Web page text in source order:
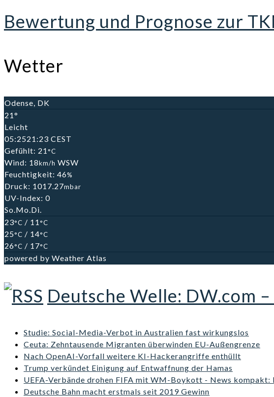
Bewertung und Prognose zur
Wetter
Odense, DK
21°
Leicht
05:2521:23 CEST
Gefühlt: 21 °C
Wind: 18km/h WSW
Feuchtigkeit: 46%
Druck: 1017.27mbar
UV-Index: 0
So.Mo.Di.
23°C / 11 °C
25°C / 14°C
26°C / 17°C
powered by Weather Atlas
Deutsche Welle: DW.com
Studie: Social-Media-Verbot in Australien fast wirkungslos
Ceuta: Zehntausende Migranten überwinden EU-Außengrenze
Nach OpenAI-Vorfall weitere KI-Hackerangriffe enthüllt
Trump verkündet Einigung auf Entwaffnung der Hamas
UEFA-Verbände drohen FIFA mit WM-Boykott - News
Deutsche Bahn macht erstmals seit 2019 Gewinn